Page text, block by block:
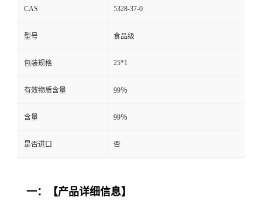
CAS 5328-37-0
型号 食品级
包装规格 25*1
有效物质含量 99％
含量 99％
是否进口 否
一：【产品详细信息】